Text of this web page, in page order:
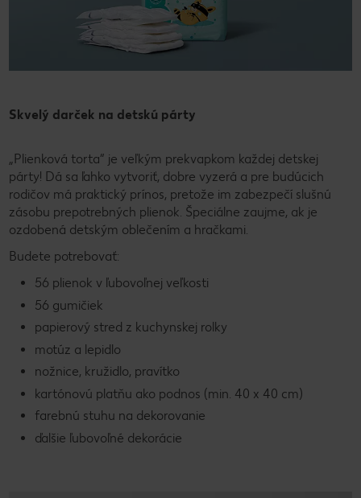
Skvelý darček na detskú párty
„Plienková torta“ je veľkým prekvapkom každej detskej
párty! Dá sa ľahko vytvoriť, dobre vyzerá a pre budúcich
rodičov má praktický prínos, pretože im zabezpečí slušnú
zásobu prepotrebných plienok. Špeciálne zaujme, ak je
ozdobená detským oblečením a hračkami.
Budete potrebovať:
56 plienok v ľubovoľnej veľkosti
56 gumičiek
papierový stred z kuchynskej rolky
motúz a lepidlo
nožnice, kružidlo, pravítko
kartónovú platňu ako podnos (min. 40 x 40 cm)
farebnú stuhu na dekorovanie
ďalšie ľubovoľné dekorácie